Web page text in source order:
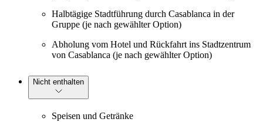
Halbtägige Stadtführung durch Casablanca in der
Gruppe (je nach gewählter Option)
Abholung vom Hotel und Rückfahrt ins Stadtzentrum
von Casablanca (je nach gewählter Option)
Nicht enthalten
Speisen und Getränke